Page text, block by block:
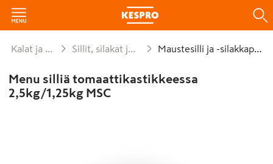
Kalat ja äyriäiset Sillit, silakat ja anjovikset Maustesilli ja -silakkapurkit
Menu silliä tomaattikastikkeessa
2,5kg/1,25kg MSC